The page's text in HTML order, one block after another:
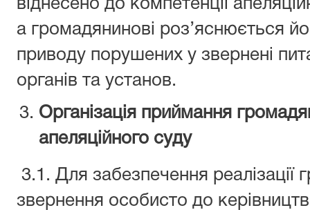
віднесено до компетенції
а громадянинові роз’яснюється
приводу порушених у звернені
органів та установ.
Організація приймання
апеляційного суду
3.1. Для забезпечення
звернення особисто до